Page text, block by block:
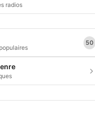
radios
50